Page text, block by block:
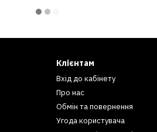
Клієнтам
Вхід до кабінету
Про нас
Обмін та повернення
Угода користувача